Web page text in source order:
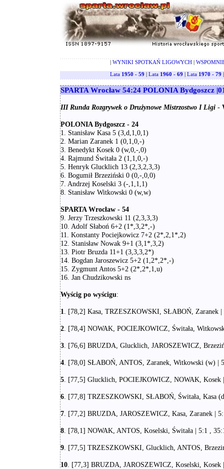
| WYNIKI SPOTKAŃ LIGOWYCH|
Lata 1950 - 59 | Lata 1960 - 69 | Lata 1970 - 79
SPARTA Wrocław 54:24 POLONIA Bydgoszcz
III Runda Rozgrywek o Drużynowe Mistrzostwo I Ligi -
POLONIA Bydgoszcz - 24
1. Stanisław Kasa 5 (3,d,1,0,1)
2. Marian Zaranek 1 (0,1,0,-)
3. Benedykt Kosek 0 (w,0,-,0)
4. Rajmund Świtała 2 (1,1,0,-)
5. Henryk Glucklich 13 (2,3,2,3,3)
6. Bogumił Brzeziński 0 (0,-,0,0)
7. Andrzej Koselski 3 (-,1,1,1)
8. Stanisław Witkowski 0 (w,w)
SPARTA Wrocław - 54
9. Jerzy Trzeszkowski 11 (2,3,3,3)
10. Adolf Słaboń 6+2 (1*,3,2*,-)
11. Konstanty Pociejkowicz 7+2 (2*,2,1*,2)
12. Stanisław Nowak 9+1 (3,1*,3,2)
13. Piotr Bruzda 11+1 (3,3,3,2*)
14. Bogdan Jaroszewicz 5+2 (1,2*,2*,-)
15. Zygmunt Antos 5+2 (2*,2*,1,u)
16. Jan Chudzikowski ns
Wyścig po wyścigu:
1 . [78,2] Kasa, TRZESZKOWSKI, SŁABOŃ, Zaranek
2 . [78,4] NOWAK, POCIEJKOWICZ, Świtała,
3 . [76,6] BRUZDA, Glucklich, JAROSZEWICZ,
4 . [78,0] SŁABOŃ, ANTOS, Zaranek, Witkowski (w) |
5 . [77,5] Glucklich, POCIEJKOWICZ, NOWAK, Kosek
6 . [77,8] TRZESZKOWSKI, SŁABOŃ, Świtała, Kasa
7 . [77,2] BRUZDA, JAROSZEWICZ, Kasa, Zaranek |
8 . [78,1] NOWAK, ANTOS, Koselski, Świtała | 5:1 ,
9 . [77,5] TRZESZKOWSKI, Glucklich, ANTOS,
10 . [77,3] BRUZDA, JAROSZEWICZ, Koselski, Kosek